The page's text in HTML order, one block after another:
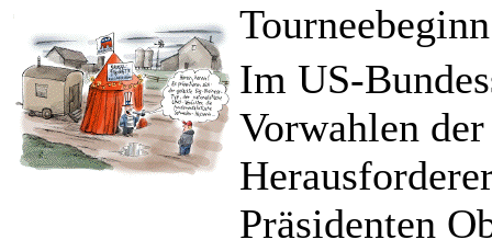
Im US-
Vorwahlen
Präsidenten